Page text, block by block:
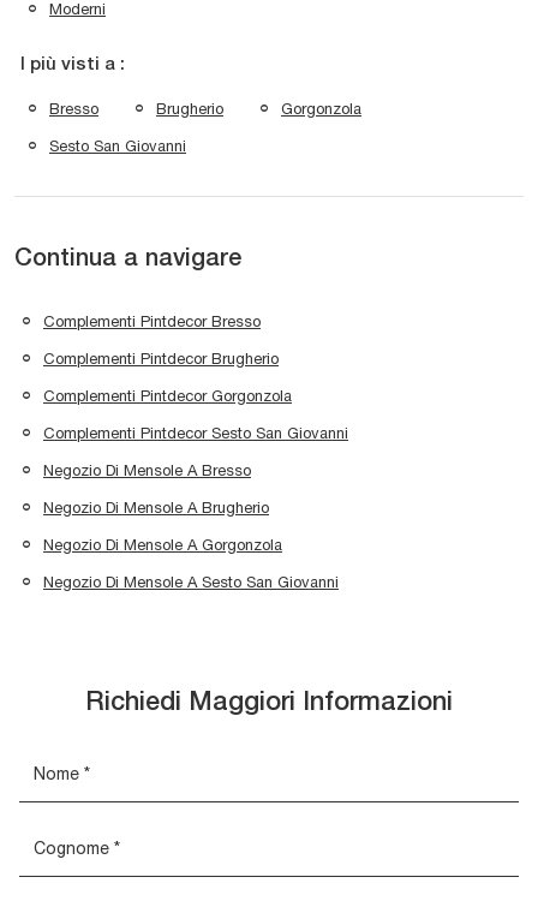
Moderni
I più visti a :
Bresso Brugherio Gorgonzola
Sesto San Giovanni
Continua a navigare
Complementi Pintdecor Bresso
Complementi Pintdecor Brugherio
Complementi Pintdecor Gorgonzola
Complementi Pintdecor Sesto San Giovanni
Negozio Di Mensole A Bresso
Negozio Di Mensole A Brugherio
Negozio Di Mensole A Gorgonzola
Negozio Di Mensole A Sesto San Giovanni
Richiedi Maggiori Informazioni